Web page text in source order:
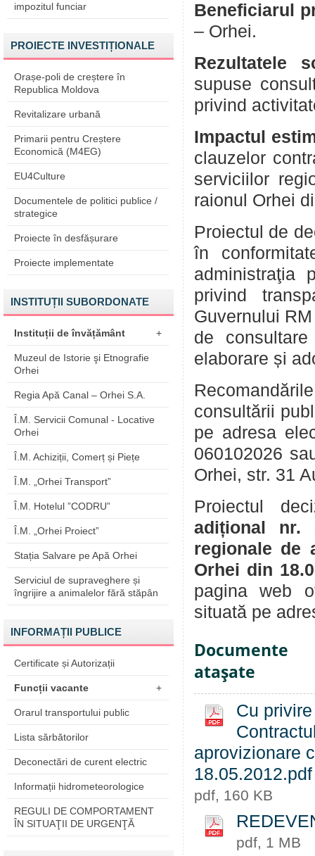
impozitul funciar
PROIECTE INVESTIȚIONALE
Orașe-poli de creștere în
Republica Moldova
Revitalizare urbană
Primarii pentru Creștere
Economică (M4EG)
EU4Culture
Documentele de politici publice /
strategice
Proiecte în desfășurare
Proiecte implementate
INSTITUȚII SUBORDONATE
Instituții de învățământ +
Muzeul de Istorie şi Etnografie
Orhei
Regia Apă Canal – Orhei S.A.
Î.M. Servicii Comunal - Locative
Orhei
Î.M. Achiziții, Comerț și Piețe
Î.M. „Orhei Transport”
Î.M. Hotelul ”CODRU”
Î.M. „Orhei Proiect”
Stația Salvare pe Apă Orhei
Serviciul de supraveghere și
îngrijire a animalelor fără stăpân
INFORMAȚII PUBLICE
Certificate și Autorizații
Funcții vacante +
Orarul transportului public
Lista sărbătorilor
Deconectări de curent electric
Informații hidrometeorologice
REGULI DE COMPORTAMENT
ÎN SITUAŢII DE URGENŢĂ
Beneficiarul
– Orhei.
Rezultatele
supuse
privind
Impactul
clauzelor
serviciilor
raionul Orhei
Proiectul de
în
administraţia
privind
Guvernului
de
elaborare și
consultării
pe adresa
060102026
Orhei, str. 31
Proiectul
adițional nr.
regionale de
Orhei din
pagina web
situată pe
Documente
ataşate
Cu
aprovizionare
18.05.2012.pdf
pdf, 160 KB
pdf, 1 MB